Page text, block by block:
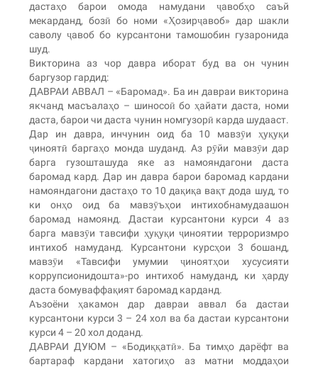
дастаҳо барои омода намудани ҷавобҳо саъй
мекарданд, бозӣ бо номи «Ҳозирҷавоб» дар шакли
саволу ҷавоб бо курсантони тамошобин гузаронида
шуд.
Викторина аз чор давра иборат буд ва он чунин
баргузор гардид:
ДАВРАИ АВВАЛ – «Баромад». Ба ин давраи викторина
якчанд масъалаҳо – шиносоӣ бо ҳайати даста, номи
даста, барои чи даста чунин номгузорӣ карда шудааст.
Дар ин давра, инчунин оид ба 10 мавзӯи ҳуқуқи
ҷиноятӣ баргаҳо монда шуданд. Аз рӯйи мавзӯи дар
барга гузошташуда яке аз намояндагони даста
баромад кард. Дар ин давра барои баромад кардани
намояндагони дастаҳо то 10 дақиқа вақт дода шуд, то
ки онҳо оид ба мавзӯъҳои интихобнамудаашон
баромад намоянд. Дастаи курсантони курси 4 аз
барга мавзӯи тавсифи ҳуқуқи ҷиноятии терроризмро
интихоб намуданд. Курсантони курсҳои 3 бошанд,
мавзӯи «Тавсифи умумии ҷиноятҳои хусусияти
коррупсионидошта»-ро интихоб намуданд, ки ҳарду
даста бомуваффақият баромад карданд.
Аъзоёни ҳакамон дар давраи аввал ба дастаи
курсантони курси 3 – 24 хол ва ба дастаи курсантони
курси 4 – 20 хол доданд.
ДАВРАИ ДУЮМ – «Бодиққатӣ». Ба тимҳо дарёфт ва
бартараф кардани хатогиҳо аз матни моддаҳои